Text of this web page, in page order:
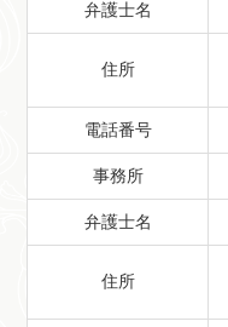
弁護士名
住所
電話番号
事務所
弁護士名
住所